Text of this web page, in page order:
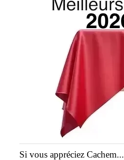
Si vous appréciez Cachem...